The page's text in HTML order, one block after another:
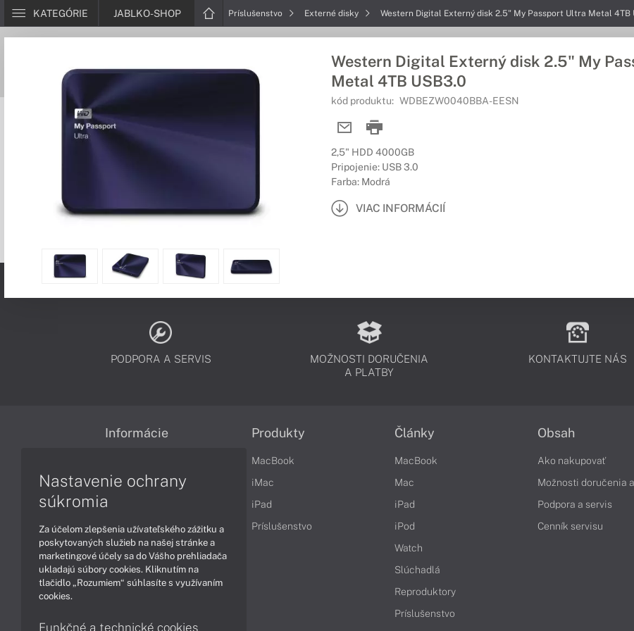
KATEGÓRIE JABLKO-SHOP Príslušenstvo Externé disky Western Digital Externý disk 2.5" My Passport Ultra Metal 4TB
Western Digital Externý disk 2.5" My
Metal 4TB USB3.0
kód produktu: WDBEZW0040BBA-EESN
2,5" HDD 4000GB
Pripojenie: USB 3.0
Farba: Modrá
VIAC INFORMÁCIÍ
PODPORA A SERVIS
MOŽNOSTI DORUČENIA
A PLATBY
KONTAKTUJTE NÁS
Informácie
Reklamačné podmienky
Ochrana osobných údajov
Vrátenie tovaru
Vyhlásenie o prístupnosti
Cookies
Produkty
MacBook
iMac
iPad
Príslušenstvo
Články
MacBook
Mac
iPad
iPod
Watch
Slúchadlá
Reproduktory
Príslušenstvo
Obsah
Ako nakupovať
Možnosti doručenia
Podpora a servis
Cenník servisu
Nastavenie ochrany
súkromia
Za účelom zlepšenia užívateľského zážitku a
poskytovaných služieb na našej stránke a
marketingové účely sa do Vášho prehliadača
ukladajú súbory cookies. Kliknutím na
tlačidlo „Rozumiem“ súhlasíte s využívaním
cookies.
Funkčné a technické cookies